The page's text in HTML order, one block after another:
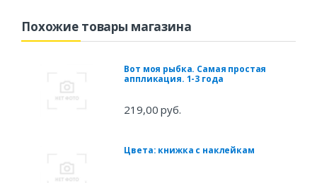
Похожие товары магазина
Вот моя рыбка. Самая простая
аппликация. 1-3 года
219,00 руб.
Цвета: книжка с наклейкам